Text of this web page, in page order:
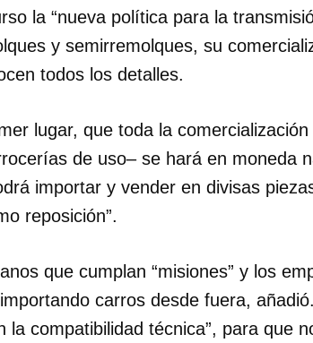
como favorito, primero has de iniciar
INICIAR SESIÓN
la “nueva política para la
y semirremolques, su
todos los detalles.
lugar, que toda la
de uso– se hará en moneda
importar y vender en divisas
reposición”.
que cumplan “misiones” y los
carros desde fuera,
la compatibilidad técnica”, para que